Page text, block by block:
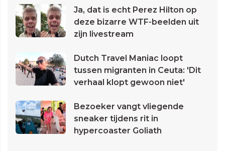
Ja, dat is echt Perez Hilton op
deze bizarre WTF-beelden uit
zijn livestream
Dutch Travel Maniac loopt
tussen migranten in Ceuta: 'Dit
verhaal klopt gewoon niet'
Bezoeker vangt vliegende
sneaker tijdens rit in
hypercoaster Goliath